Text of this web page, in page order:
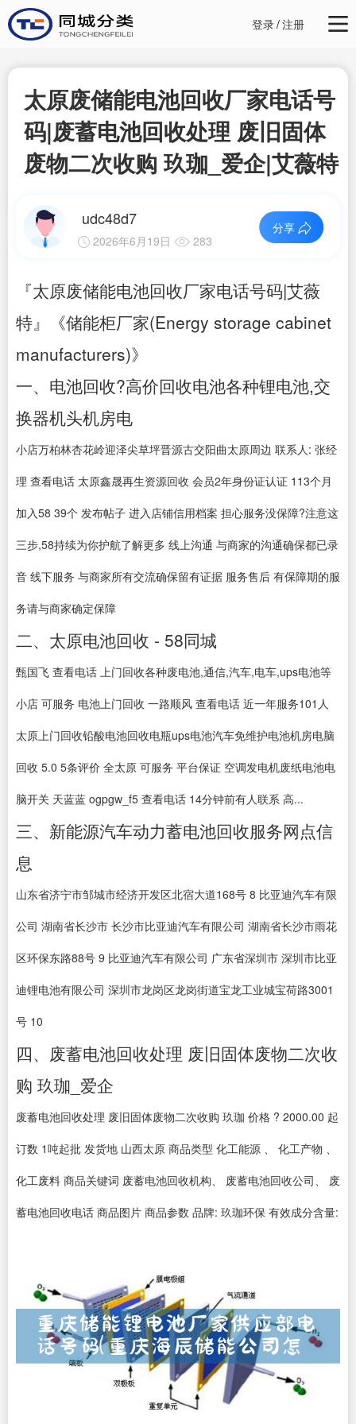
登录/注册
太原废储能电池回收厂家电话号
码|废蓄电池回收处理 废旧固体
废物二次收购 玖珈_爱企|艾薇特
udc48d7
2026年6月19日 283
分享
『太原废储能电池回收厂家电话号码|艾薇
特』《储能柜厂家(Energy storage cabinet
manufacturers)》
一、电池回收?高价回收电池各种锂电池,交
换器机头机房电
小店万柏林杏花岭迎泽尖草坪晋源古交阳曲太原周边 联系人: 张经
理 查看电话 太原鑫晟再生资源回收 会员2年身份证认证 113个月
加入58 39个 发布帖子 进入店铺信用档案 担心服务没保障?注意这
三步,58持续为你护航了解更多 线上沟通 与商家的沟通确保都已录
音 线下服务 与商家所有交流确保留有证据 服务售后 有保障期的服
务请与商家确定保障
二、太原电池回收 - 58同城
甄国飞 查看电话 上门回收各种废电池,通信,汽车,电车,ups电池等
小店 可服务 电池上门回收 一路顺风 查看电话 近一年服务101人
太原上门回收铅酸电池回收电瓶ups电池汽车免维护电池机房电脑
回收 5.0 5条评价 全太原 可服务 平台保证 空调发电机废纸电池电
脑开关 天蓝蓝 ogpgw_f5 查看电话 14分钟前有人联系 高...
三、新能源汽车动力蓄电池回收服务网点信
息
山东省济宁市邹城市经济开发区北宿大道168号 8 比亚迪汽车有限
公司 湖南省长沙市 长沙市比亚迪汽车有限公司 湖南省长沙市雨花
区环保东路88号 9 比亚迪汽车有限公司 广东省深圳市 深圳市比亚
迪锂电池有限公司 深圳市龙岗区龙岗街道宝龙工业城宝荷路3001
号 10
四、废蓄电池回收处理 废旧固体废物二次收
购 玖珈_爱企
废蓄电池回收处理 废旧固体废物二次收购 玖珈 价格 ? 2000.00 起
订数 1吨起批 发货地 山西太原 商品类型 化工能源 、 化工产物 、
化工废料 商品关键词 废蓄电池回收机构、 废蓄电池回收公司、 废
蓄电池回收电话 商品图片 商品参数 品牌: 玖珈环保 有效成分含量: